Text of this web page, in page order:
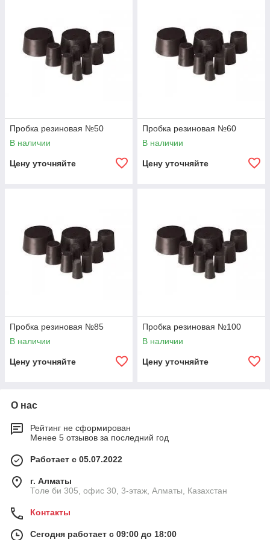
Пробка резиновая №50
В наличии
Цену уточняйте
Пробка резиновая №60
В наличии
Цену уточняйте
Пробка резиновая №85
В наличии
Цену уточняйте
Пробка резиновая №100
В наличии
Цену уточняйте
О нас
Рейтинг не сформирован
Менее 5 отзывов за последний год
Работает с 05.07.2022
г. Алматы
Толе би 305, офис 30, 3-этаж, Алматы, Казахстан
Контакты
Сегодня работает с 09:00 до 18:00